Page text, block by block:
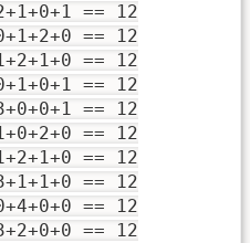
== 12
== 12
== 12
== 12
== 12
== 12
== 12
== 12
== 12
== 12